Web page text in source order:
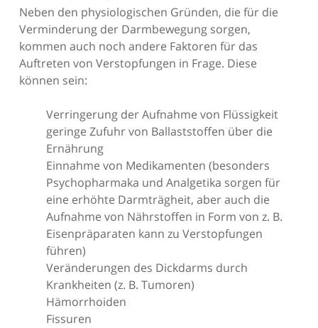
Neben den physiologischen Gründen, die für die
Verminderung der Darmbewegung sorgen,
kommen auch noch andere Faktoren für das
Auftreten von Verstopfungen in Frage. Diese
können sein:
Verringerung der Aufnahme von Flüssigkeit
geringe Zufuhr von Ballaststoffen über die
Ernährung
Einnahme von Medikamenten (besonders
Psychopharmaka und Analgetika sorgen für
eine erhöhte Darmträgheit, aber auch die
Aufnahme von Nährstoffen in Form von z. B.
Eisenpräparaten kann zu Verstopfungen
führen)
Veränderungen des Dickdarms durch
Krankheiten (z. B. Tumoren)
Hämorrhoiden
Fissuren